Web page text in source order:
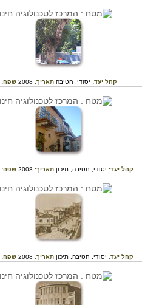
קהל יעד: יסודי, חטיבה תאריך: 2008 שפה:
קהל יעד: יסודי, חטיבה, תיכון תאריך: 2008 שפה:
קהל יעד: יסודי, חטיבה, תיכון תאריך: 2008 שפה: